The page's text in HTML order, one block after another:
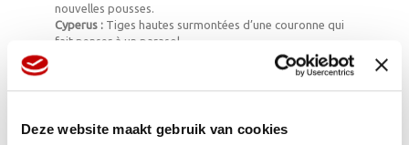
Deze website maakt gebruik van cookies
nouvelles pousses.
Cyperus : Tiges hautes surmontées d’une couronne qui
fait penser à un parasol.
Tronc robuste orné d’une touffe hirsute de
Bambou :Feuilles vertes poussant tout le long des tiges,
Hordeum :
Plante très décorative au feuillage vert et